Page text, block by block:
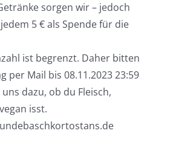
sorgen wir – jedoch
5 € als Spende für die
ist begrenzt. Daher bitten
per Mail bis 08.11.2023 23:59
dazu, ob du Fleisch,
isst.